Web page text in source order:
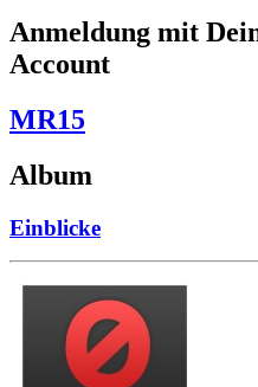
Anmeldung mit
Account
MR15
Album
Einblicke